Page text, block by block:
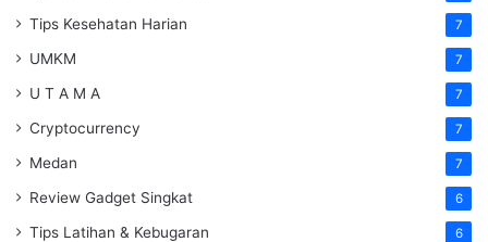
Tips Kesehatan Harian 7
UMKM 7
U T A M A 7
Cryptocurrency 7
Medan 7
Review Gadget Singkat 6
Tips Latihan & Kebugaran 6